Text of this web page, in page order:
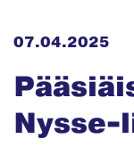
07.04.2025
Nysse-